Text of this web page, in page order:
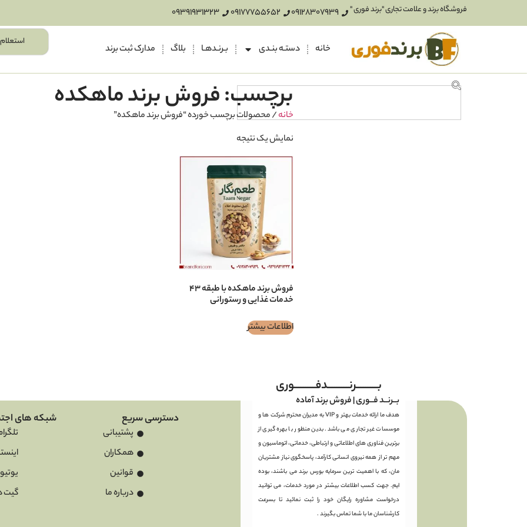
فروشگاه برند و علامت تجاری "برند فوری " 09128307939
09177755652
09391931323
خانه دستـه بنـدی بـرنـدهـا بلاگ مدارک ثبت برند
برچسب: فروش برند ماهكده
خانه/ محصولات برچسب خورده “فروش برند ماهكده”
نمایش یک نتیجه
فروش برند ماهكده با طبقه ۴۳
خدمات غذایی و رستورانی
اطلاعات بیشتر
بـــــــــرنـــــــــدفـــــــــوری
بــرنــد فــوری | فروش برند آماده
هدف ما ارائه خدمات بهتر و VIP به مدیران محترم شرکت ها و
موسسات غیر تجاری می باشد. بدین منظور با بهره گیری از
برترین فناوری های اطلاعاتی و ارتباطی، خدماتی، اتوماسیون و
مهم تر از همه نیروی انسانی کارآمد، پاسخگوی نیاز مشتریان
مان، که با اهمیت ترین سرمایه بورس برند می باشند، بوده
ایم. جهت کسب اطلاعات بیشتر در مورد خدمات، می توانید
درخواست مشاوره رایگان خود را ثبت نمائید تا بسرعت
کارشناسان ما با شما تماس بگیرند .
دسترسی سریع
پشتیبانی
همکاران
قوانین
درباره ما
شبکه های
گیت